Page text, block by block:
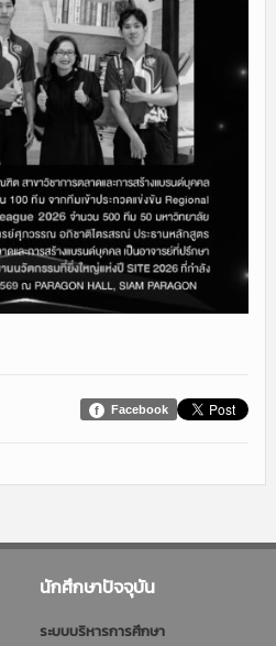
Facebook
นักศึกษาปัจจุบัน
ระบบบริหารการศึกษา